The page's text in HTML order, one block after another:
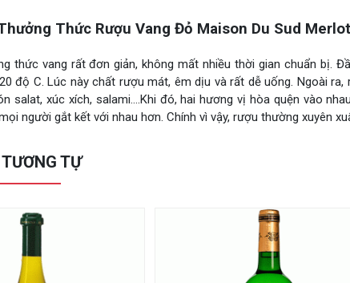
Thức Rượu Vang Đỏ Maison Du Sud Merlot
thức vang rất đơn giản, không mất nhiều thời gian chuẩn bị.
độ C. Lúc này chất rượu mát, êm dịu và rất dễ uống. Ngoài
salat, xúc xích, salami….Khi đó, hai hương vị hòa quện vào
người gắt kết với nhau hơn. Chính vì vậy, rượu thường xuyên
TỰ